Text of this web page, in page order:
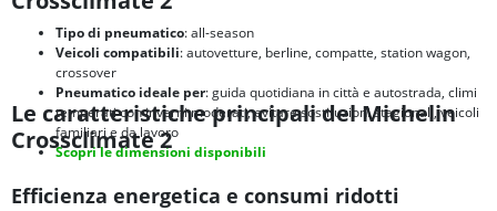
Tipo di pneumatico: all-season
Veicoli compatibili: autovetture, berline, compatte, station wagon,
crossover
Pneumatico ideale per: guida quotidiana in città e autostrada, climi
temperati con inverni moderati, evitare sostituzioni stagionali, veicoli
familiari e da lavoro
Scopri le dimensioni disponibili
Le caratteristiche principali del Michelin
Crossclimate 2
Efficienza energetica e consumi ridotti